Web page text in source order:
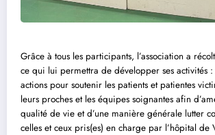
Grâce à tous les participants, l’association a
ce qui lui permettra de développer ses activités
actions pour soutenir les patients et patientes
leurs proches et les équipes soignantes afin
qualité de vie et d’une manière générale lutter
celles et ceux pris(es) en charge par l’hôpital de